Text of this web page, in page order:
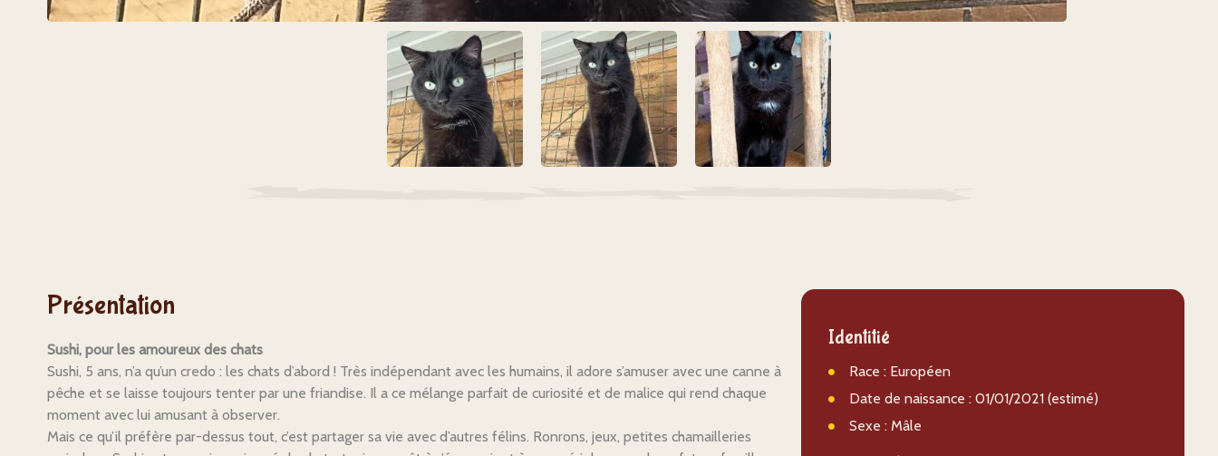
Présentation
Sushi, pour les amoureux des chats
Sushi, 5 ans, n’a qu’un credo : les chats d’abord ! Très indépendant avec les humains, il adore s’amuser avec une canne à
pêche et se laisse toujours tenter par une friandise. Il a ce mélange parfait de curiosité et de malice qui rend chaque
moment avec lui amusant à observer.
Mais ce qu’il préfère par-dessus tout, c’est partager sa vie avec d’autres félins. Ronrons, jeux, petites chamailleries
Identitié
Race : Européen
Date de naissance : 01/01/2021 (estimé)
Sexe : Mâle